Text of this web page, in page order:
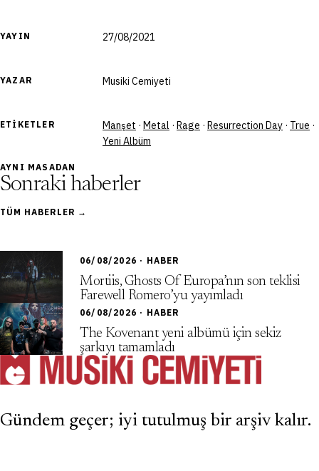
YAYIN 27/08/2021
YAZAR Musiki Cemiyeti
ETIKETLER Manşet · Metal · Rage · Resurrection Day · True ·
Yeni Albüm
AYNI MASADAN
Sonraki haberler
TÜM HABERLER →
06/08/2026 · HABER
Mortiis, Ghosts Of Europa’nın son teklisi
Farewell Romero’yu yayımladı
06/08/2026 · HABER
The Kovenant yeni albümü için sekiz
şarkıyı tamamladı
Gündem geçer; iyi tutulmuş bir arşiv kalır.